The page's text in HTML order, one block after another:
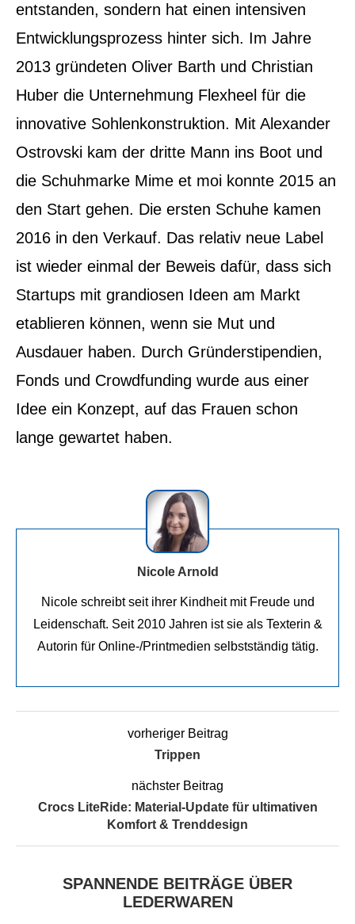
entstanden, sondern hat einen intensiven
Entwicklungsprozess hinter sich. Im Jahre
2013 gründeten Oliver Barth und Christian
Huber die Unternehmung Flexheel für die
innovative Sohlenkonstruktion. Mit Alexander
Ostrovski kam der dritte Mann ins Boot und
die Schuhmarke Mime et moi konnte 2015 an
den Start gehen. Die ersten Schuhe kamen
2016 in den Verkauf. Das relativ neue Label
ist wieder einmal der Beweis dafür, dass sich
Startups mit grandiosen Ideen am Markt
etablieren können, wenn sie Mut und
Ausdauer haben. Durch Gründerstipendien,
Fonds und Crowdfunding wurde aus einer
Idee ein Konzept, auf das Frauen schon
lange gewartet haben.
Nicole Arnold
Nicole schreibt seit ihrer Kindheit mit Freude und
Leidenschaft. Seit 2010 Jahren ist sie als Texterin &
Autorin für Online-/Printmedien selbstständig tätig.
vorheriger Beitrag
Trippen
nächster Beitrag
Crocs LiteRide: Material-Update für ultimativen
Komfort & Trenddesign
SPANNENDE BEITRÄGE ÜBER
LEDERWAREN